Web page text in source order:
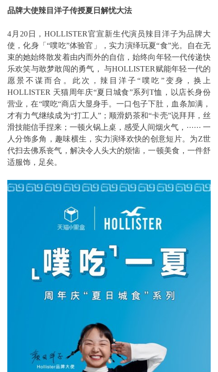
品牌大使辣目洋子传授夏日解忧大法
4月20日，HOLLISTER官宣新生代演员辣目洋子为品牌大
使，化身「“噗吃”体验官」，实力演绎玩夏“食”光。自在无
束的她始终散发着由内而外的自信，始终向年轻一代传递快
乐欢笑与敢梦敢闯的勇气， 与HOLLISTER赋能年轻一代的
愿景不谋而合。此次，辣目洋子“噗吃”变身，换上
HOLLISTER 天猫周年庆“夏日城食”系列T恤，以店长身份
营业，在“噗吃“商店大显身手。一口包子下肚，血条加满，
才有力气继续成为“打工人”；顺滑奶茶和“卡壳”说拜拜，丝
滑技能信手捏来；一顿火锅上桌，感受人间烟火气，······ 一
人分饰多角，趣味横生，实力演绎欢快的创意短片。为Z世
代扫去佛系丧气，解决令人头大的烦恼，一顿美食，一件舒
适服饰，足矣。